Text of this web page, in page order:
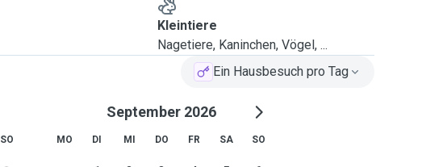
et un rat quand
je serais ravie de vous
beaucoup à l'avance.
live in Fousbann. I
through Anima
with dogs, our family
Kleintiere
Nagetiere, Kaninchen, Vögel, ...
Ein Hausbesuch pro Tag
SO
September 2026
MO DI MI DO FR SA SO